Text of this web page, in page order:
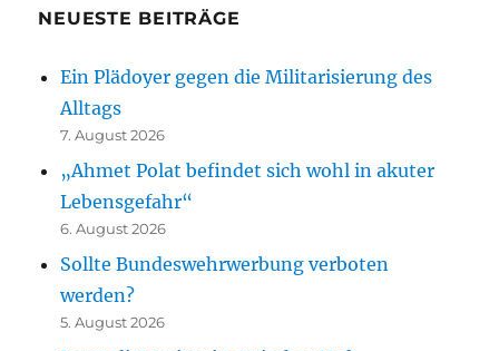
NEUESTE BEITRÄGE
Ein Plädoyer gegen die Militarisierung des
Alltags
7. August 2026
„Ahmet Polat befindet sich wohl in akuter
Lebensgefahr“
6. August 2026
Sollte Bundeswehrwerbung verboten
werden?
5. August 2026